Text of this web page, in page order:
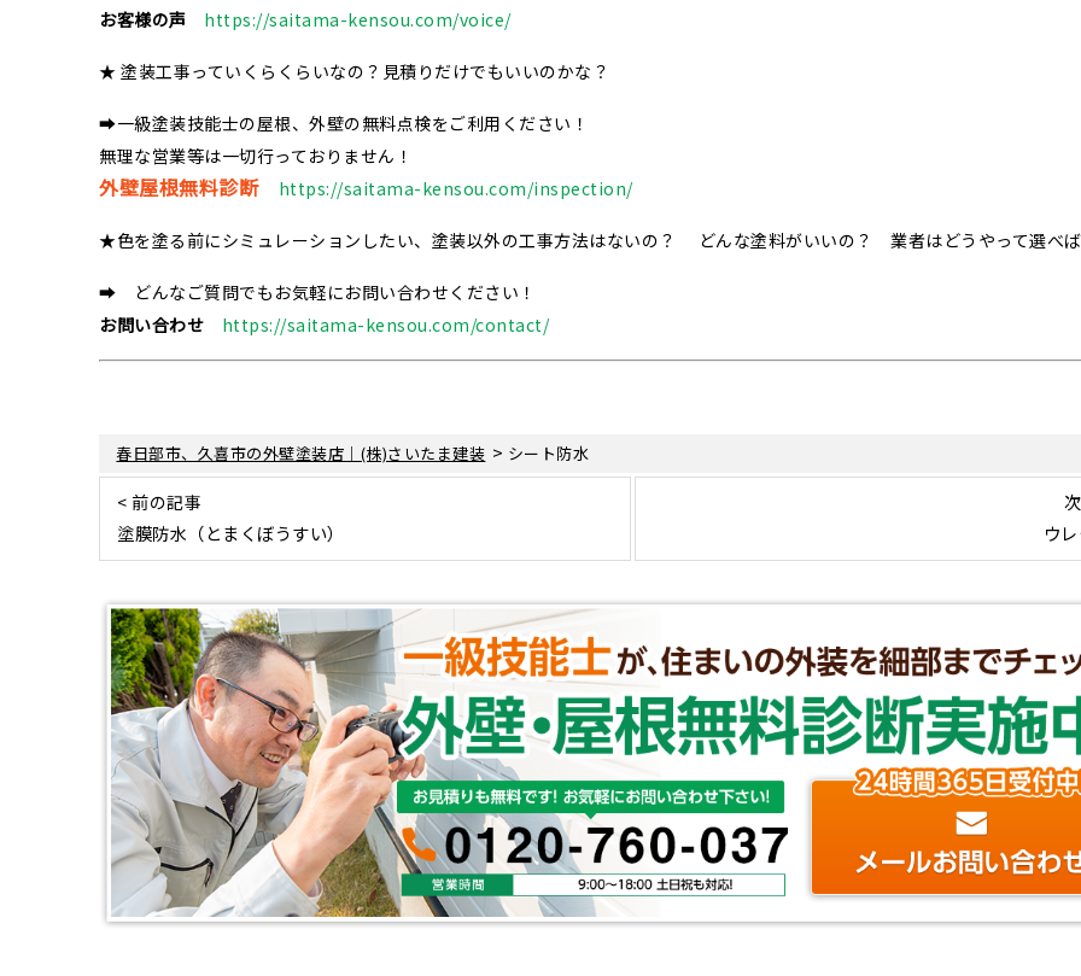
お客様の声
https://saitama-kensou.com/voice/
★ 塗装工事っていくらくらいなの？見積りだけでもいいのかな？
➡一級塗装技能士の屋根、外壁の無料点検をご利用ください！
無理な営業等は一切行っておりません！
外壁屋根無料診断 https://saitama-kensou.com/inspection/
★色を塗る前にシミュレーションしたい、塗装以外の工事方法はないの？ どんな塗料がいいの？ 業者はどうやって選べ
➡ どんなご質問でもお気軽にお問い合わせください！
お問い合わせ
https://saitama-kensou.com/contact/
春日部市、久喜市の外壁塗装店｜(株)さいたま建装 > シート防水
< 前の記事
塗膜防水（とまくぼうすい） ウ